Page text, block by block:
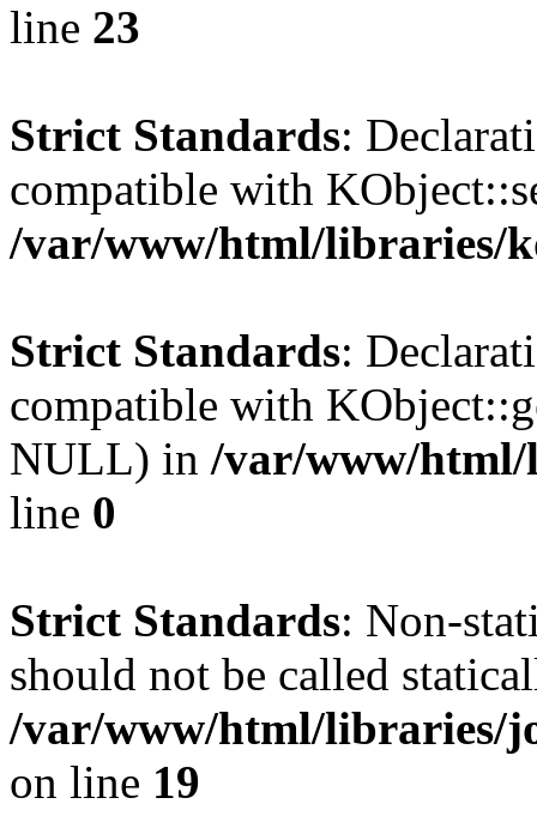
line 23
Strict Standards:
compatible with
/var/www/html/libraries/
Strict Standards:
compatible with
NULL) in /var/www/
line 0
Strict Standards: Non-
should not be called
/var/www/html/libraries/
on line 19